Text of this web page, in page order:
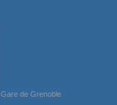
Gare de Grenoble